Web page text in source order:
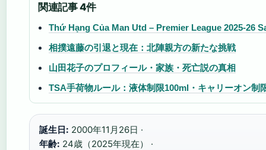
関連記事 4件
Thứ Hạng Của Man Utd – Premier League 2025-26
相撲遠藤の引退と現在：北陣親方の新たな挑戦
山田花子のプロフィール・家族・死亡説の真相
TSA手荷物ルール：液体制限100ml・キャリーオン制
誕生日: 2000年11月26日 ·
年齢: 24歳（2025年現在） ·